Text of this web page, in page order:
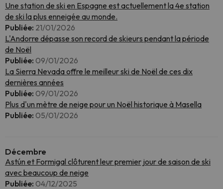
Une station de ski en Espagne est actuellement la 4e station
de ski la plus enneigée au monde.
Publiée: 21/01/2026
L'Andorre dépasse son record de skieurs pendant la période
de Noël
Publiée: 09/01/2026
La Sierra Nevada offre le meilleur ski de Noël de ces dix
dernières années
Publiée: 09/01/2026
Plus d'un mètre de neige pour un Noël historique à Masella
Publiée: 05/01/2026
Décembre
Astún et Formigal clôturent leur premier jour de saison de ski
avec beaucoup de neige
Publiée: 04/12/2025